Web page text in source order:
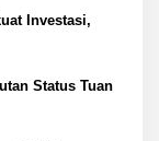
Investasi,
Status Tuan